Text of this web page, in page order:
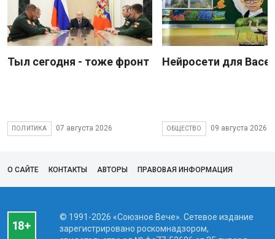
Тыл сегодня - тоже фронт
ПОЛИТИКА 07 августа 2026
Нейросети для
ОБЩЕСТВО 09 августа 2026
О САЙТЕ КОНТАКТЫ АВТОРЫ ПРАВОВАЯ ИНФОРМАЦИЯ
© 1991-2026 «Союзное Вече». Сетевое издание
зарегистрировано роскомнадзором,